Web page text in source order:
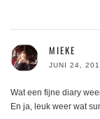
MIEKE
JUNI 24,
Wat een fijne diary
En ja, leuk weer wat